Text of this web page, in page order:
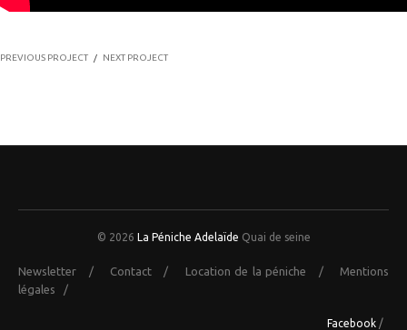
PREVIOUS PROJECT / NEXT PROJECT
© 2026 La Péniche Adelaïde Quai de seine
Newsletter / Contact/ Location de la péniche /
Mentions
légales /
Facebook /